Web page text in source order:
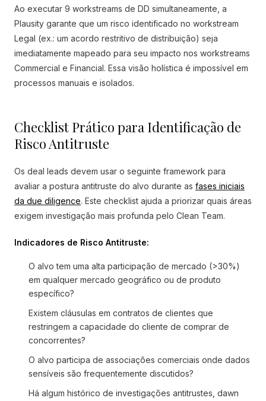
Ao executar 9 workstreams de DD simultaneamente, a
Plausity garante que um risco identificado no workstream
Legal (ex.: um acordo restritivo de distribuição) seja
imediatamente mapeado para seu impacto nos workstreams
Commercial e Financial. Essa visão holística é impossível em
processos manuais e isolados.
Checklist Prático para Identificação de
Risco Antitruste
Os deal leads devem usar o seguinte framework para
avaliar a postura antitruste do alvo durante as fases iniciais
da due diligence. Este checklist ajuda a priorizar quais áreas
exigem investigação mais profunda pelo Clean Team.
Indicadores de Risco Antitruste:
O alvo tem uma alta participação de mercado (>30%)
em qualquer mercado geográfico ou de produto
específico?
Existem cláusulas em contratos de clientes que
restringem a capacidade do cliente de comprar de
concorrentes?
O alvo participa de associações comerciais onde dados
sensíveis são frequentemente discutidos?
Há algum histórico de investigações antitrustes, dawn